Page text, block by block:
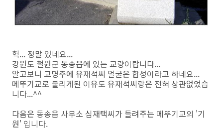
헉... 정말 있네요...
강원도 철원군 동송읍에 있는 교량이랍니다...
알고보니 교명주에 유재석씨 얼굴은 합성이라고 하네요...
메뚜기교로 불리게된 이유도 유재석씨랑은 전혀 상관없었습
니다...^^
다음은 동송읍 사무소 심재택씨가 들려주는 메뚜기교의 '기
원' 입니다.